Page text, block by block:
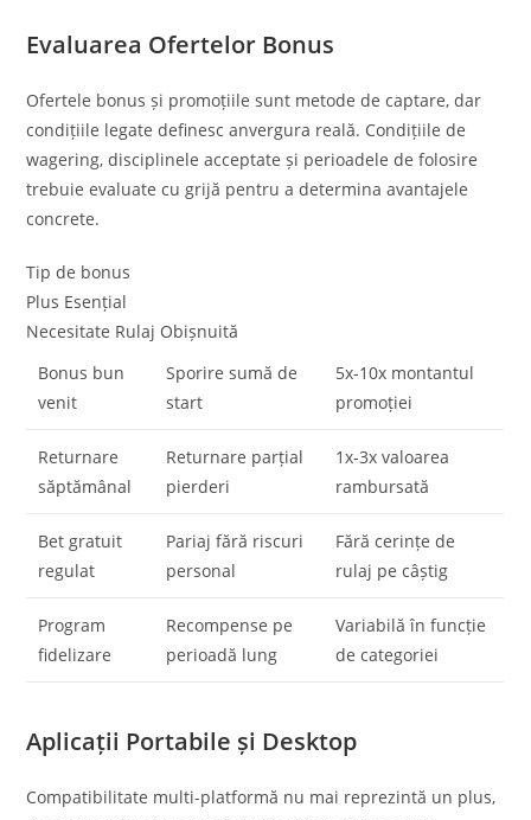
Evaluarea Ofertelor Bonus
Ofertele bonus și promoțiile sunt metode de captare, dar
condițiile legate definesc anvergura reală. Condițiile de
wagering, disciplinele acceptate și perioadele de folosire
trebuie evaluate cu grijă pentru a determina avantajele
concrete.
Tip de bonus
Plus Esențial
Necesitate Rulaj Obișnuită
Bonus bun
venit
Sporire sumă de
start
5x-10x montantul
promoției
Returnare
săptămânal
Returnare parțial
pierderi
1x-3x valoarea
rambursată
Bet gratuit
regulat
Pariaj fără riscuri
personal
Fără cerințe de
rulaj pe câștig
Program
fidelizare
Recompense pe
perioadă lung
Variabilă în funcție
de categoriei
Aplicații Portabile și Desktop
Compatibilitate multi-platformă nu mai reprezintă un plus,